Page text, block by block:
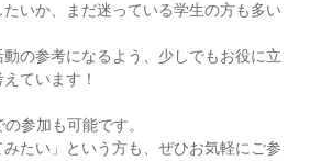
いか、まだ迷っている学生の方も多い
の参考になるよう、少しでもお役に立
ています！
参加も可能です。
みたい」という方も、ぜひお気軽にご参